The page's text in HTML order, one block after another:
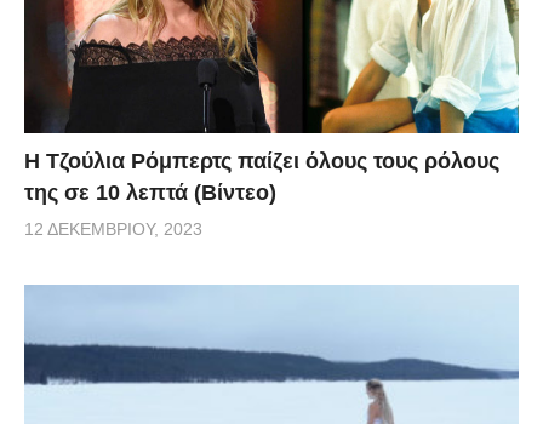
Η Τζούλια Ρόμπερτς παίζει όλους τους ρόλους
της σε 10 λεπτά (Βίντεο)
12 ΔΕΚΕΜΒΡΊΟΥ, 2023